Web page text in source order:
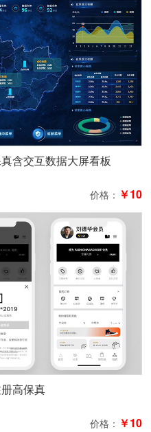
含交互数据大屏看板
价格： ￥10
高保真
价格： ￥10